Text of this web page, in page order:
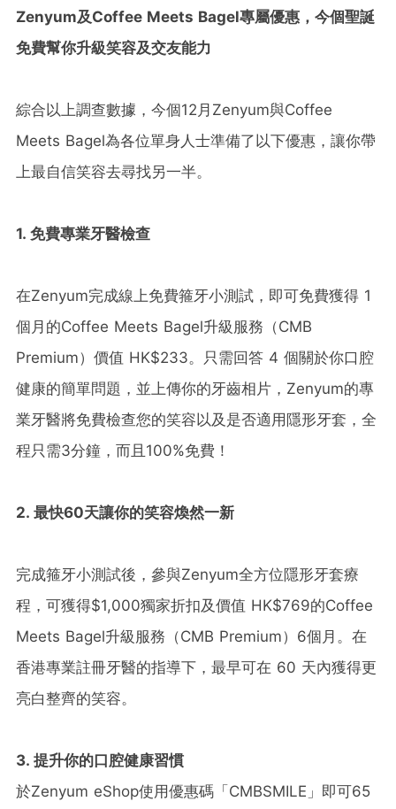
Zenyum及Coffee Meets Bagel專屬優惠，今個聖誕
免費幫你升級笑容及交友能力
綜合以上調查數據，今個12月Zenyum與Coffee
Meets Bagel為各位單身人士準備了以下優惠，讓你帶
上最自信笑容去尋找另一半。
1. 免費專業牙醫檢查
在Zenyum完成線上免費箍牙小測試，即可免費獲得 1
個月的Coffee Meets Bagel升級服務（CMB
Premium）價值 HK$233。只需回答 4 個關於你口腔
健康的簡單問題，並上傳你的牙齒相片，Zenyum的專
業牙醫將免費檢查您的笑容以及是否適用隱形牙套，全
程只需3分鐘，而且100%免費！
2. 最快60天讓你的笑容煥然一新
完成箍牙小測試後，參與Zenyum全方位隱形牙套療
程，可獲得$1,000獨家折扣及價值 HK$769的Coffee
Meets Bagel升級服務（CMB Premium）6個月。在
香港專業註冊牙醫的指導下，最早可在 60 天內獲得更
亮白整齊的笑容。
3. 提升你的口腔健康習慣
於Zenyum eShop使用優惠碼「CMBSMILE」即可65